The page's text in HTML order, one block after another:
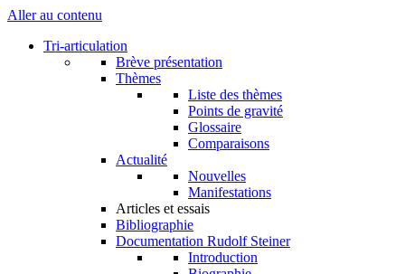
Aller au contenu
Tri-articulation
Brève présentation
Thèmes
Liste des thèmes
Points de gravité
Glossaire
Comparaisons
Actualité
Nouvelles
Manifestations
Articles et essais
Bibliographie
Documentation Rudolf Steiner
Introduction